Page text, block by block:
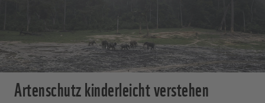
Artenschutz kinderleicht verstehen